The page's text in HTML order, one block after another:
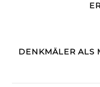
DENKMÄLER ALS